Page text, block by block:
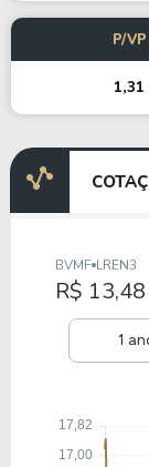
P/VP
1,31
1
BVMF LREN3
R$ 13,48